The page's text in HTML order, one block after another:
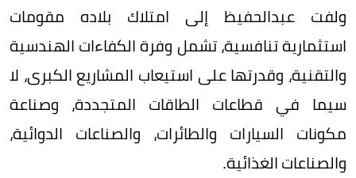
ولفت عبدالحفيظ إلى امتلاك بلاده مقومات
استثمارية تنافسية، تشمل وفرة الكفاءات الهندسية
والتقنية، وقدرتها على استيعاب المشاريع الكبرى، لا
سيما في قطاعات الطاقات المتجددة، وصناعة
مكونات السيارات والطائرات، والصناعات الدوائية،
والصناعات الغذائية.